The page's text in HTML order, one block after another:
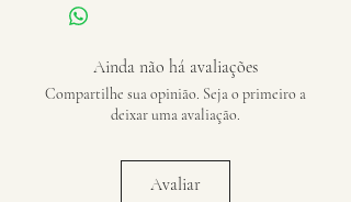
Ainda não há avaliações
Compartilhe sua opinião. Seja o primeiro a
deixar uma avaliação.
Avaliar